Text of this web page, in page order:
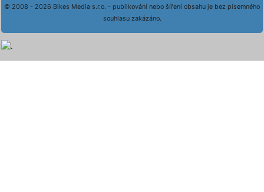
© 2008 - 2026 Bikes Media s.r.o. - publikování nebo šíření obsahu je bez písemného
souhlasu zakázáno.